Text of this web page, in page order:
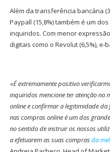
Além da transferência bancária
Paypall (15,8%) também é um
inquiridos. Com menor
digitais como o Revolut (6,5%), e-
«É extremamente positivo
inquiridos mencione ter atenção no
online e confirmar a legitimidade da
nas compras online é um dos
no sentido de instruir os nossos
a efetuarem as suas comprasda